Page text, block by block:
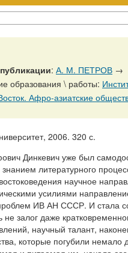
: А. М. ПЕТРОВ →
образования \ работы:
Афро-азиатские общества: История и
2006. 320 с.
Динкевич уже был
литературного
научное
усилиями
ИВ АН СССР. И стала
не залог даже
научный талант,
которые погубили немало